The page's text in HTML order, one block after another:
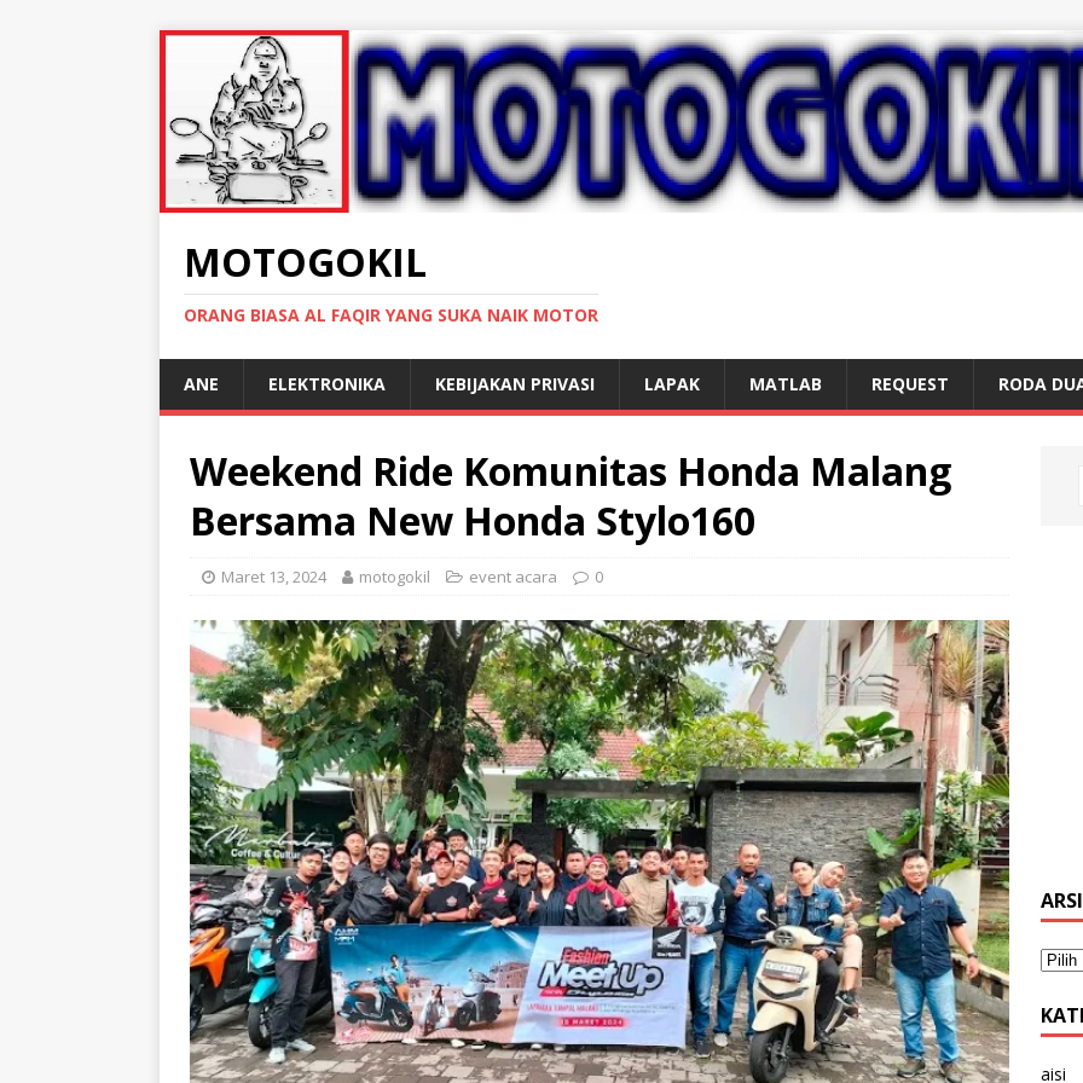
MOTOGOKIL
ORANG BIASA AL FAQIR YANG SUKA NAIK MOTOR
ANE ELEKTRONIKA KEBIJAKAN PRIVASI LAPAK MATLAB REQUEST RODA
Weekend Ride Komunitas Honda Malang
Bersama New Honda Stylo160
Maret 13, 2024 motogokil event acara 0
aisi